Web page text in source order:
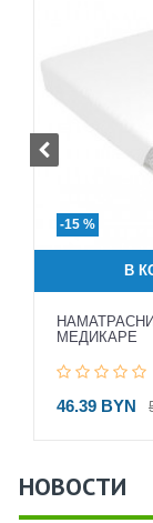
-15 %
В
МЕДИКАРЕ
46.39 BYN
НОВОСТИ